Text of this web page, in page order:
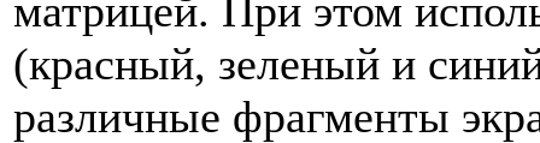
матрицей. При этом
(красный, зеленый и
различные фрагменты